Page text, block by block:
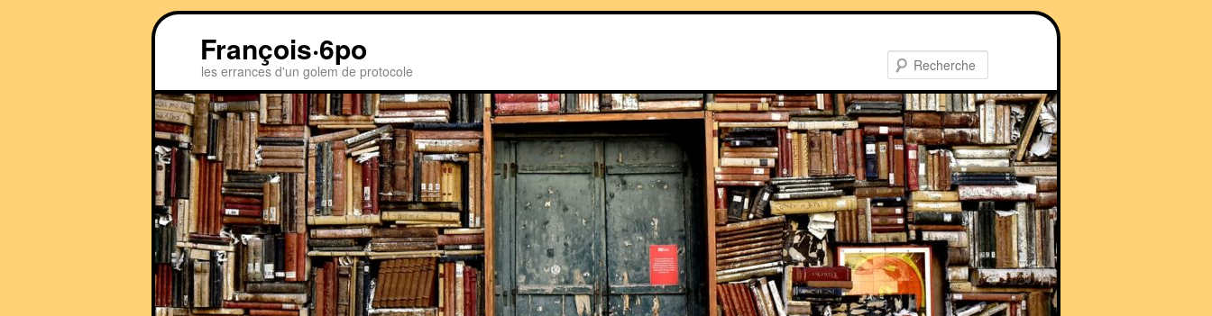
François·6po
les errances d'un golem de protocole